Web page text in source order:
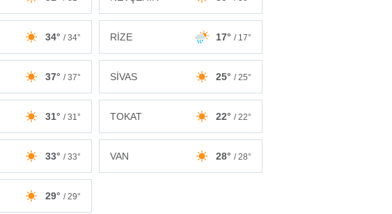
34° / 34° RİZE 17° / 17°
37° / 37° SİVAS 25° / 25°
31° / 31° TOKAT 22° / 22°
33° / 33° VAN 28° / 28°
29° / 29°